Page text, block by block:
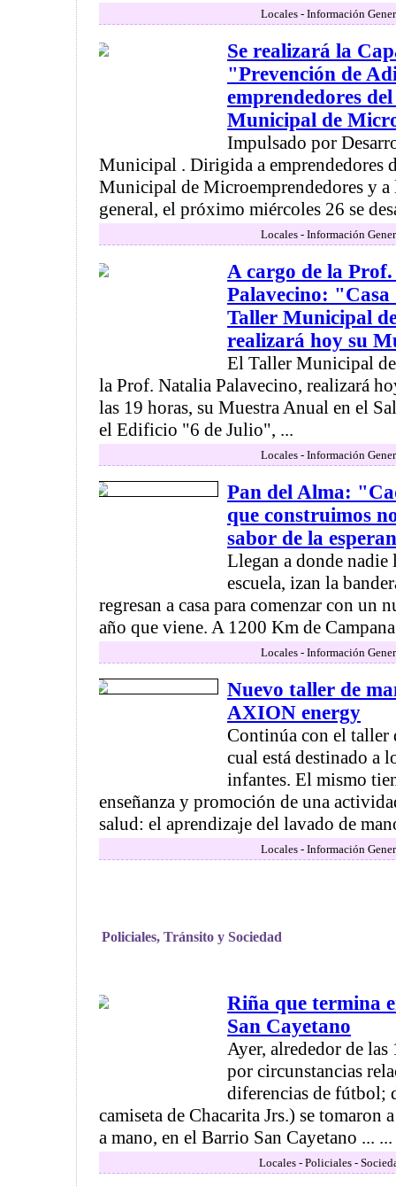
Locales - Información
Se realizará la
"Prevención de
emprendedores
Municipal de
Impulsado por
Municipal . Dirigida a emprendedores
Municipal de Microemprendedores y a
general, el próximo miércoles 26 se
Locales - Información
A cargo de la
Palavecino:
Taller Municipal
realizará hoy su
El Taller Municipal
la Prof. Natalia Palavecino, realizará
las 19 horas, su Muestra Anual en el
el Edificio "6 de Julio", ...
Locales - Información
Pan del Alma:
que construimos
sabor de la
Llegan a donde nadie
escuela, izan la
regresan a casa para comenzar con un
año que viene. A 1200 Km de
Locales - Información
Nuevo taller de
AXION energy
Continúa con el taller
cual está destinado a
infantes. El mismo
enseñanza y promoción de una
salud: el aprendizaje del lavado de
Locales - Información
Policiales, Tránsito y Sociedad
Riña que termina
San Cayetano
Ayer, alrededor de las
por circunstancias
diferencias de fútbol;
camiseta de Chacarita Jrs.) se tomaron
a mano, en el Barrio San Cayetano ... ...
Locales - Policiales -